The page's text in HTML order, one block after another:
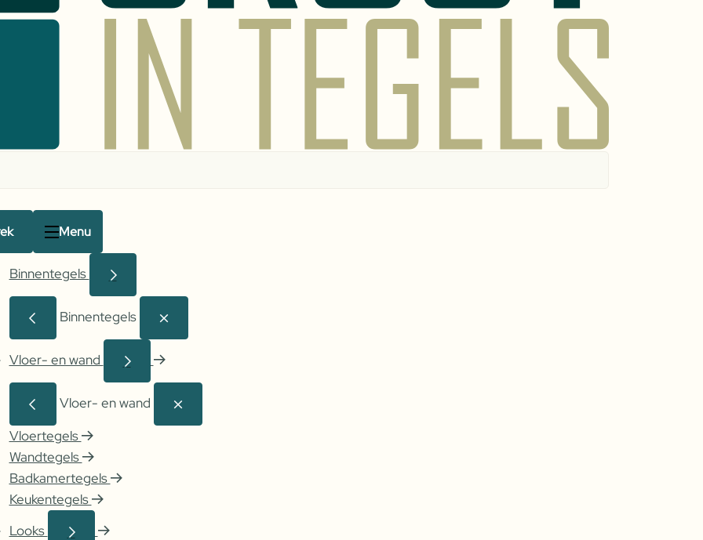
Menu
Binnentegels
Binnentegels
Vloer- en wand
Vloer- en wand
Vloertegels
Wandtegels
Badkamertegels
Keukentegels
Looks